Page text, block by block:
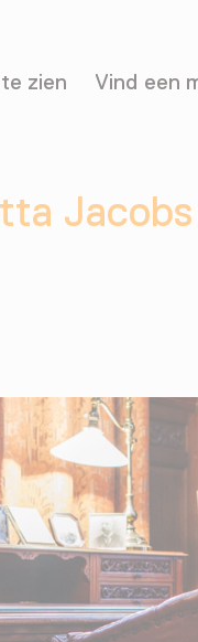
zien Vind een
Jacobs